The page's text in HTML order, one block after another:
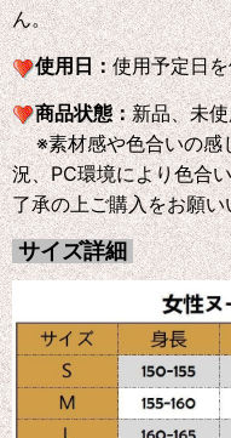
ん。
使用日：使用予定日
商品状態：新品、未
※素材感や色合いの感
況、PC環境により色合
了承の上ご購入をお願
サイズ詳細